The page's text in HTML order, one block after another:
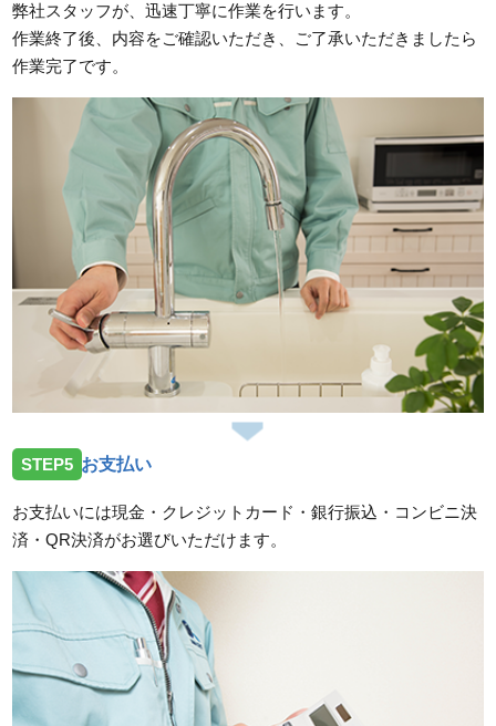
弊社スタッフが、迅速丁寧に作業を行います。
作業終了後、内容をご確認いただき、ご了承いただきましたら
作業完了です。
STEP5 お支払い
お支払いには現金・クレジットカード・銀行振込・コンビニ決
済・QR決済がお選びいただけます。